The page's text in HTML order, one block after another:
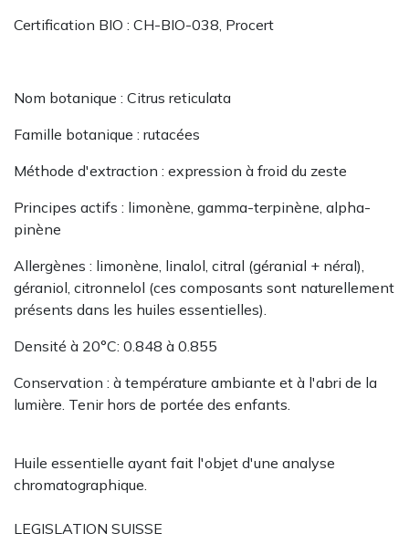
Certification BIO : CH-BIO-038, Procert
Nom botanique : Citrus reticulata
Famille botanique : rutacées
Méthode d'extraction : expression à froid du zeste
Principes actifs : limonène, gamma-terpinène, alpha-
pinène
Allergènes : limonène, linalol, citral (géranial + néral),
géraniol, citronnelol (ces composants sont naturellement
présents dans les huiles essentielles).
Densité à 20°C: 0.848 à 0.855
Conservation : à température ambiante et à l'abri de la
lumière. Tenir hors de portée des enfants.
Huile essentielle ayant fait l'objet d'une analyse
chromatographique.
LEGISLATION SUISSE